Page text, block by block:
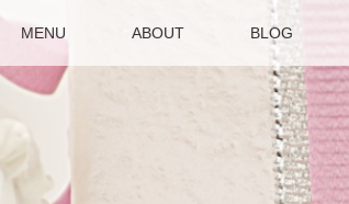
MENU ABOUT BLOG